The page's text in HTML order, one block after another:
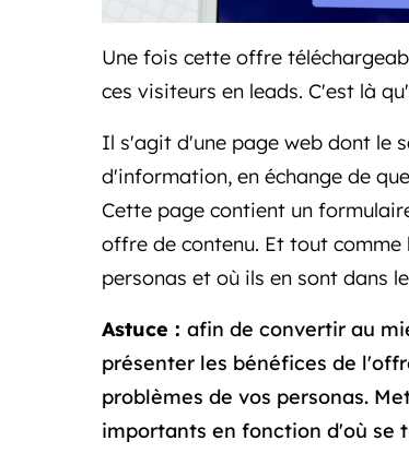
Une fois cette offre
ces visiteurs en leads. C'est là
Il s'agit d'une page web dont le
d'information, en échange de
Cette page contient un
offre de contenu. Et tout
personas et où ils en sont dans
Astuce : afin de convertir au
présenter les bénéfices de
problèmes de vos personas.
importants en fonction d'où se